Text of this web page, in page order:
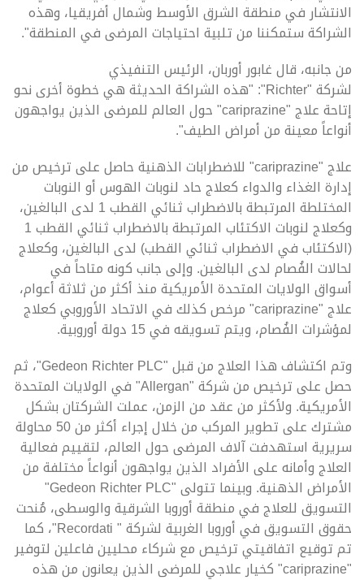
الانتشار في منطقة الشرق الأوسط وشمال أفريقيا، وهذه
الشراكة ستمكننا من تلبية احتياجات المرضى في المنطقة".
من جانبه، قال غابور أوربان، الرئيس التنفيذي
لشركة "Richter": "هذه الشراكة الحديثة هي خطوة أخرى نحو
إتاحة علاج "cariprazine" حول العالم للمرضى الذين يواجهون
أنواعاً معينة من أمراض الطيف".
علاج "cariprazine" للاضطرابات الذهنية حاصل على ترخيص من
إدارة الغذاء والدواء كعلاج حاد لنوبات الهوس أو النوبات
المختلطة المرتبطة بالاضطراب ثنائي القطب 1 لدى البالغين،
وكعلاج لنوبات الاكتئاب المرتبطة بالاضطراب ثنائي القطب 1
(الاكتئاب في الاضطراب ثنائي القطب) لدى البالغين، وكعلاج
لحالات الفُصام لدى البالغين. وإلى جانب كونه متاحاً في
أسواق الولايات المتحدة الأمريكية منذ أكثر من ثلاثة أعوام،
علاج "cariprazine" مرخص كذلك في الاتحاد الأوروبي كعلاج
لمؤشرات الفُصام، ويتم تسويقه في 15 دولة أوروبية.
وتم اكتشاف هذا العلاج من قبل "Gedeon Richter PLC"، ثم
حصل على ترخيص من شركة "Allergan" في الولايات المتحدة
الأمريكية. ولأكثر من عقد من الزمن، عملت الشركتان بشكل
مشترك على تطوير المركب من خلال إجراء أكثر من 50 محاولة
سريرية استهدفت آلاف المرضى حول العالم، لتقييم فعالية
العلاج وأمانه على الأفراد الذين يواجهون أنواعاً مختلفة من
الأمراض الذهنية. وبينما تتولى "Gedeon Richter PLC"
التسويق للعلاج في منطقة أوروبا الشرقية والوسطى، مُنحت
حقوق التسويق في أوروبا الغربية لشركة " Recordati"، كما
تم توقيع اتفاقيتي ترخيص مع شركاء محليين فاعلين لتوفير
"cariprazine" كخيار علاجي للمرضى الذين يعانون من هذه